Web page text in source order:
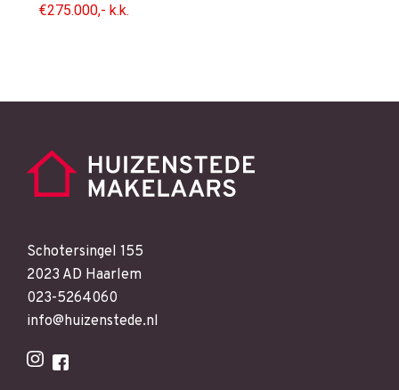
€275.000,- k.k.
Schotersingel 155
2023 AD Haarlem
023-5264060
info@huizenstede.nl